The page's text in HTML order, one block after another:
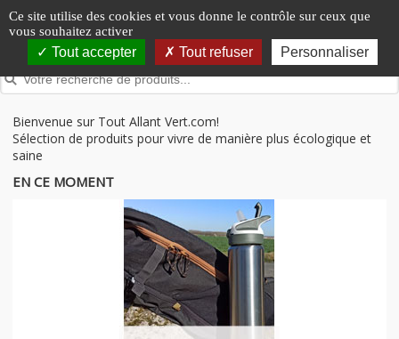
Panneau de gestion des cookies
Ce site utilise des cookies et vous donne le contrôle sur ceux que
vous souhaitez activer
Tout accepter Tout refuser Personnaliser
Bienvenue sur Tout Allant Vert.com!
Sélection de produits pour vivre de manière plus écologique et
saine
EN CE MOMENT